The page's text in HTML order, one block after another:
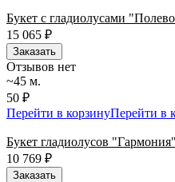
Букет с гладиолусами
15 065 ₽
Заказать
Отзывов нет
~45 м.
50 ₽
Перейти в корзинуПерейти в
Букет гладиолусов "Гармония"
10 769 ₽
Заказать